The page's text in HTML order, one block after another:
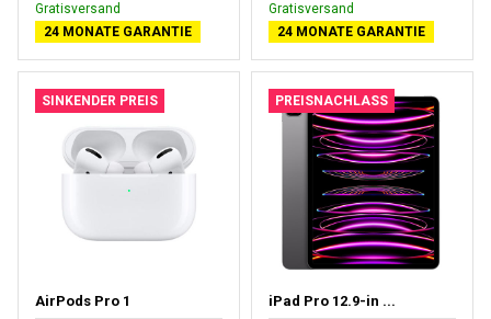
Gratisversand
24 MONATE GARANTIE
Gratisversand
24 MONATE GARANTIE
SINKENDER PREIS
AirPods Pro 1
PREISNACHLASS
iPad Pro 12.9-in ...